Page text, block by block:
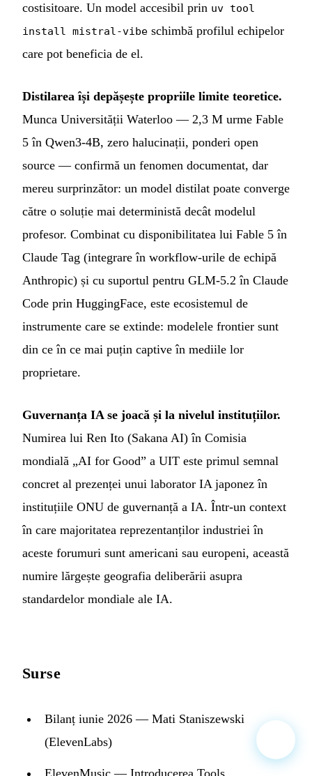
costisitoare. Un model accesibil prin uv tool
install mistral-vibe schimbă profilul echipelor
care pot beneficia de el.
Distilarea își depășește propriile limite teoretice.
Munca Universității Waterloo — 2,3 M urme Fable
5 în Qwen3-4B, zero halucinații, ponderi open
source — confirmă un fenomen documentat, dar
mereu surprinzător: un model distilat poate converge
către o soluție mai deterministă decât modelul
profesor. Combinat cu disponibilitatea lui Fable 5 în
Claude Tag (integrare în workflow-urile de echipă
Anthropic) și cu suportul pentru GLM-5.2 în Claude
Code prin HuggingFace, este ecosistemul de
instrumente care se extinde: modelele frontier sunt
din ce în ce mai puțin captive în mediile lor
proprietare.
Guvernanța IA se joacă și la nivelul instituțiilor.
Numirea lui Ren Ito (Sakana AI) în Comisia
mondială „AI for Good” a UIT este primul semnal
concret al prezenței unui laborator IA japonez în
instituțiile ONU de guvernanță a IA. Într-un context
în care majoritatea reprezentanților industriei în
aceste forumuri sunt americani sau europeni, această
numire lărgește geografia deliberării asupra
standardelor mondiale ale IA.
Surse
Bilanț iunie 2026 — Mati Staniszewski
(ElevenLabs)